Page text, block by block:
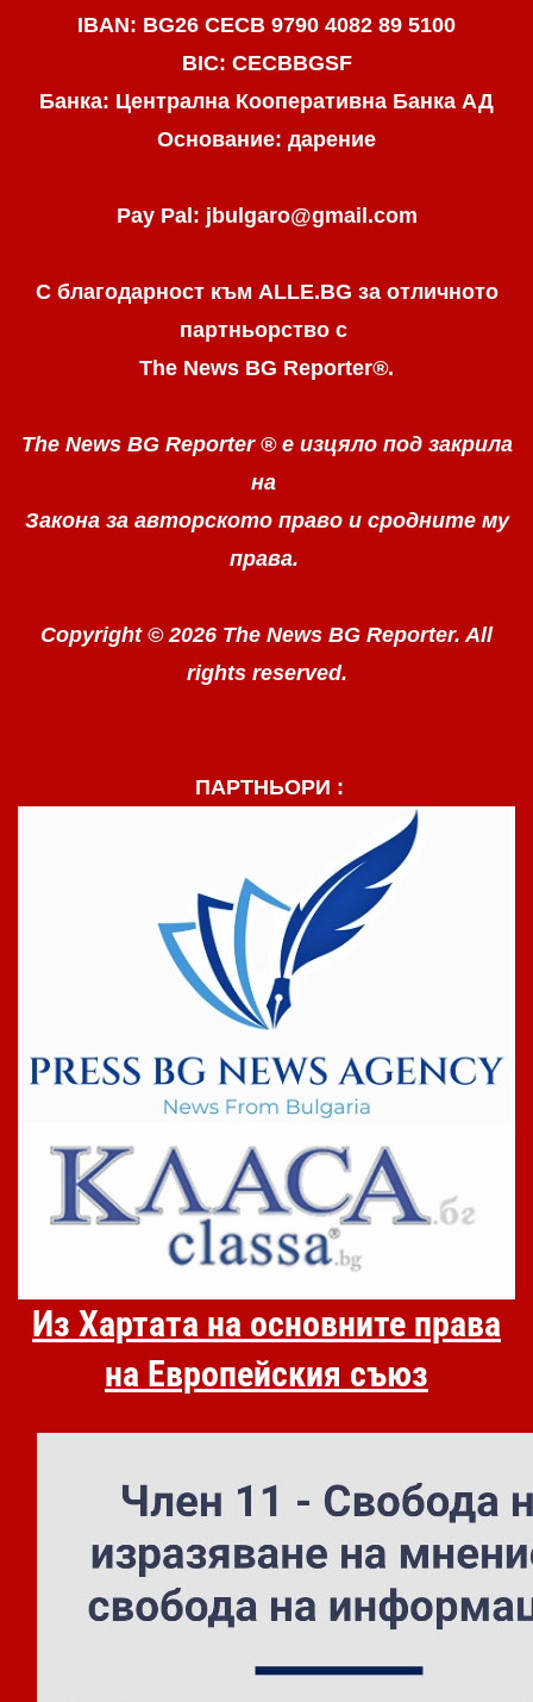
IBAN: BG26 CECB 9790 4082 89 5100
BIC: CECBBGSF
Банка: Централна Кооперативна Банка АД
Основание: дарение
Pay Pal: jbulgaro@gmail.com
С благодарност към ALLE.BG за отличното
партньорство с
The News BG Reporter®.
The News BG Reporter ® е изцяло под закрила
на
Закона за авторското право и сродните му
права.
Copyright © 2026 The News BG Reporter. All
rights reserved.
ПАРТНЬОРИ :
Из Хартата на основните права
на Европейския съюз